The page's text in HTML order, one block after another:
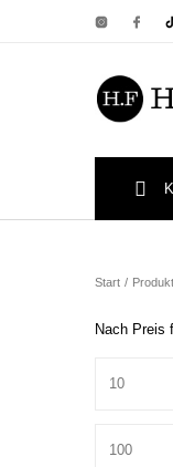
Start /
Nach Preis